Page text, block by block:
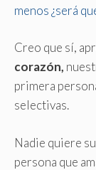
menos ¿será
Creo que sí,
corazón,
primera
selectivas.
Nadie quiere
persona que